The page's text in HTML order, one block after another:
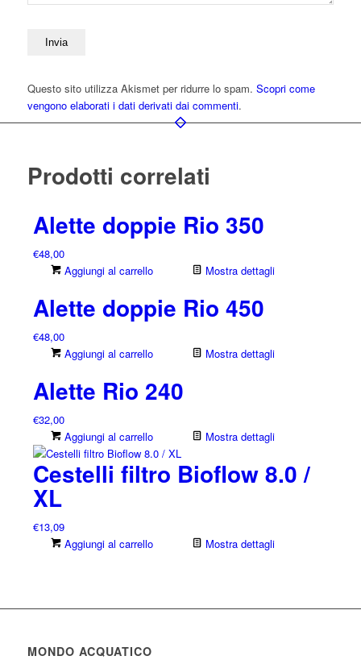
Questo sito utilizza Akismet per ridurre lo spam. Scopri come
vengono elaborati i dati derivati dai commenti.
Prodotti correlati
Alette doppie Rio 350
€48,00
Aggiungi al carrello
Mostra dettagli
Alette doppie Rio 450
€48,00
Aggiungi al carrello
Mostra dettagli
Alette Rio 240
€32,00
Aggiungi al carrello
Mostra dettagli
Cestelli filtro Bioflow 8.0 /
XL
€13,09
Aggiungi al carrello
Mostra dettagli
MONDO ACQUATICO